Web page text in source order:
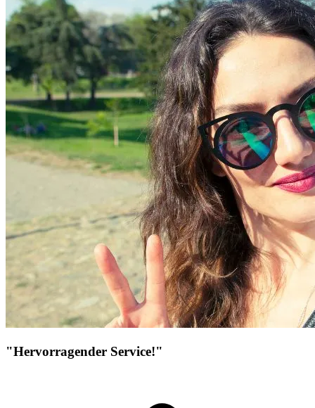
"Hervorragender Service!"